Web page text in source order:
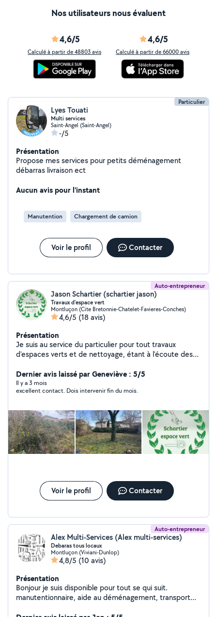
Nos utilisateurs nous évaluent
4,6/5
Calculé à partir de 48803 avis
4,6/5
Calculé à partir de 66000 avis
Particulier
Lyes Touati
Multi services
Saint-Angel (Saint-Angel)
-/5
Présentation
Propose mes services pour petits déménagement
débarras livraison ect
Aucun avis pour l'instant
Manutention Chargement de camion
Voir le profil Contacter
Auto-entrepreneur
Jason Schartier (schartier jason)
Travaux d'espace vert
Montluçon (Cite Bretonnie-Chatelet-Favieres-Conches)
4,6/5 (18 avis)
Présentation
Je suis au service du particulier pour tout travaux
d'espaces verts et de nettoyage, étant à l'écoute des
Dernier avis laissé par Geneviève : 5/5
Il y a 3 mois
excellent contact. Dois intervenir fin du mois.
Voir le profil Contacter
Auto-entrepreneur
Alex Multi-Services (Alex multi-services)
Debaras tous locaux
Montluçon (Viviani-Dunlop)
4,8/5 (10 avis)
Présentation
Bonjour je suis disponible pour tout se qui suit.
manutentionnaire, aide au déménagement, transport